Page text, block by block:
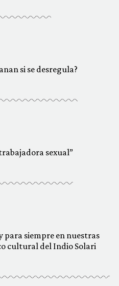
si se desregula?
sexual”
para siempre en nuestras
cultural del Indio Solari